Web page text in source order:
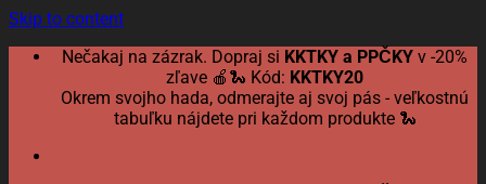
Skip to content
Nečakaj na zázrak. Dopraj si KKTKY a PPČKY v -20%
zľave 🍎🐍 Kód: KKTKY20
Okrem svojho hada, odmerajte aj svoj pás - veľkostnú
tabuľku nájdete pri každom produkte 🐍